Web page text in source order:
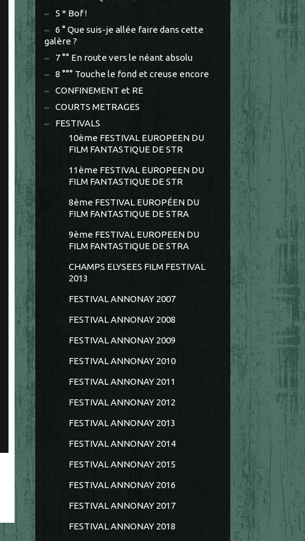
5 * Bof !
6 ° Que suis-je allée faire dans cette
galère ?
7 °° En route vers le néant absolu
8 °°° Touche le fond et creuse encore
CONFINEMENT et RE
COURTS METRAGES
FESTIVALS
10ème FESTIVAL EUROPEEN DU
FILM FANTASTIQUE DE STR
11ème FESTIVAL EUROPEEN DU
FILM FANTASTIQUE DE STR
8ème FESTIVAL EUROPÉEN DU
FILM FANTASTIQUE DE STRA
9ème FESTIVAL EUROPEEN DU
FILM FANTASTIQUE DE STRA
CHAMPS ELYSEES FILM FESTIVAL
2013
FESTIVAL ANNONAY 2007
FESTIVAL ANNONAY 2008
FESTIVAL ANNONAY 2009
FESTIVAL ANNONAY 2010
FESTIVAL ANNONAY 2011
FESTIVAL ANNONAY 2012
FESTIVAL ANNONAY 2013
FESTIVAL ANNONAY 2014
FESTIVAL ANNONAY 2015
FESTIVAL ANNONAY 2016
FESTIVAL ANNONAY 2017
FESTIVAL ANNONAY 2018